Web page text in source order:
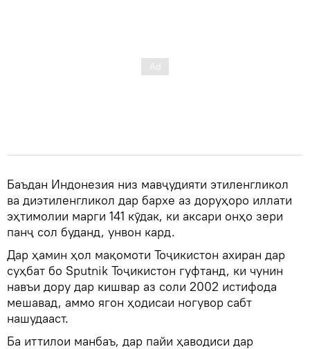
Баъдан Индонезия низ мавҷудияти этиленгликол
ва диэтиленгликол дар бархе аз доруҳоро иллати
эҳтимолии марги 141 кӯдак, ки аксари онҳо зери
панҷ сол буданд, унвон кард.
Дар ҳамин ҳол мақомоти Тоҷикистон ахиран дар
суҳбат бо Sputnik Тоҷикистон гуфтанд, ки чунин
навъи дору дар кишвар аз соли 2002 истифода
мешавад, аммо ягон ҳодисаи ногувор сабт
нашудааст.
Ба иттилои манбаъ, дар пайи ҳаводиси дар